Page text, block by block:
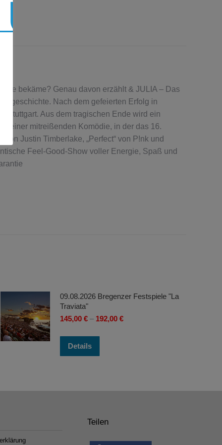
bekäme? Genau davon erzählt & JULIA – Das
Nach dem gefeierten Erfolg in
Stuttgart. Aus dem tragischen Ende wird ein
einer mitreißenden Komödie, in der das 16.
Justin Timberlake, „Perfect“ von P!nk und
Feel-Good-Show voller Energie, Spaß und
09.08.2026 Bregenzer Festspiele "La
Traviata"
145,00 € – 192,00 €
Details
Produkt
können
Teilen